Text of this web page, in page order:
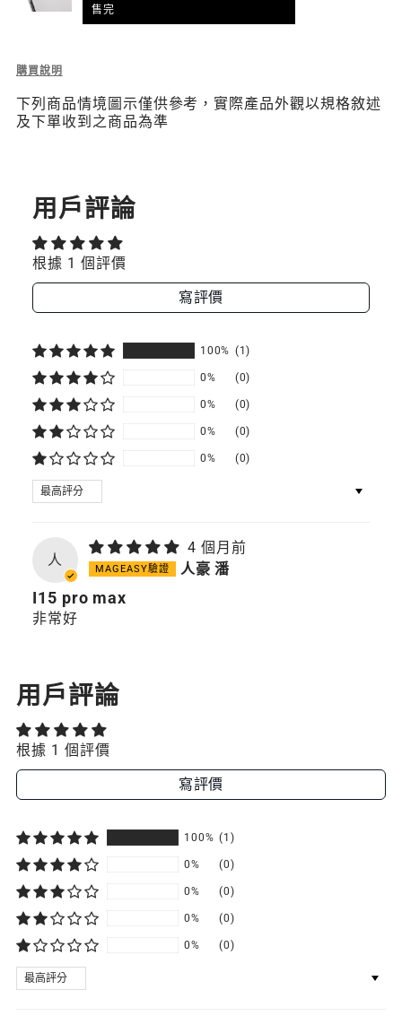
保
貼
保
售完
Description
Vetro
Bluelight
購買說明
下列商品情境圖示僅供參考，實際產品外觀以規格敘述
及下單收到之商品為準
用戶評論
根據 1 個評價
寫評價
100% (1)
0% (0)
0% (0)
0% (0)
0% (0)
SORT BY
人
4 個月前
人豪 潘
I15 pro max
非常好
用戶評論
根據 1 個評價
寫評價
100% (1)
0% (0)
0% (0)
0% (0)
0% (0)
SORT BY